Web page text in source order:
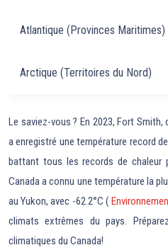
Atlantique (Provinces Maritimes)
Arctique (Territoires du Nord)
Le saviez-vous ? En 2023, Fort
a enregistré une température record
battant tous les records de chaleur
Canada a connu une température la
au Yukon, avec -62.2°C (
climats extrêmes du pays.
climatiques du Canada!